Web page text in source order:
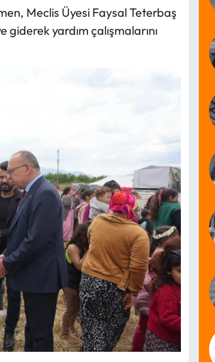
Meclis Üyesi Faysal Teterbaş
yardım çalışmalarını